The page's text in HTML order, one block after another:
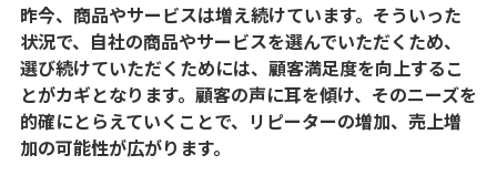
昨今、商品やサービスは増え続けています。そういった
状況で、自社の商品やサービスを選んでいただくため、
選び続けていただくためには、顧客満足度を向上するこ
とがカギとなります。顧客の声に耳を傾け、そのニーズを
的確にとらえていくことで、リピーターの増加、売上増
加の可能性が広がります。